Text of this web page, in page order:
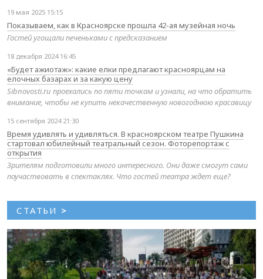
19 мая 2025 15:15
Показываем, как в Красноярске прошла 42-ая музейная ночь
Гостей угощали печеньками с предсказанием
18 декабря 2024 16:45
«Будет ажиотаж»: какие елки предлагают красноярцам на
елочных базарах и за какую цену
Sibnovosti.ru проехались по пяти точкам и узнали, на что обратить
внимание, чтобы не купить некачественную новогоднюю красавицу
15 сентября 2024 21:30
Время удивлять и удивляться. В красноярском театре Пушкина
стартовал юбилейный театральный сезон. Фоторепортаж с
открытия
Зрителям подготовили много интересного. Они даже смогут сами
поучаствовать в спектаклях. Что гостей театра ждет еще?
СТАТЬИ >